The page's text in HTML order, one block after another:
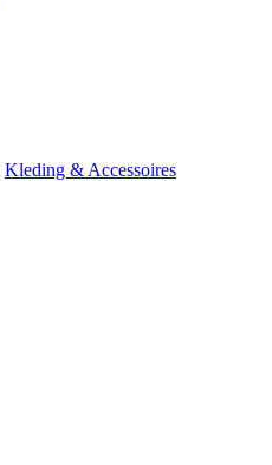
Kleding & Accessoires